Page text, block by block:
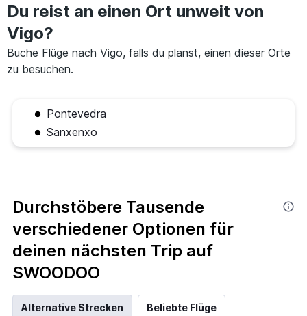
Du reist an einen Ort unweit von
Vigo?
Buche Flüge nach Vigo, falls du planst, einen dieser Orte
zu besuchen.
Pontevedra
Sanxenxo
Durchstöbere Tausende
verschiedener Optionen für
deinen nächsten Trip auf
SWOODOO
Alternative Strecken Beliebte Flüge